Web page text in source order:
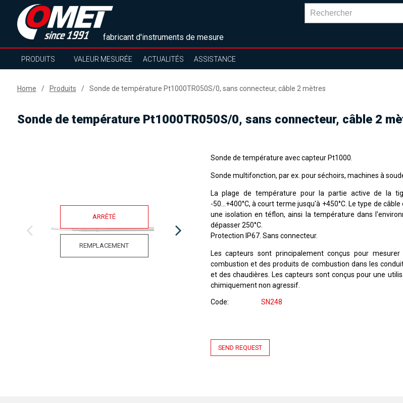
fabricant d'instruments de mesure
PRODUITS VALEUR MESURÉE ACTUALITÉS ASSISTANCE
Home Produits Sonde de température Pt1000TR050S/0, sans connecteur, câble 2 mètres
Sonde de température Pt1000TR050S/0, sans connecteur, câble 2
ARRÊTÉ
REMPLACEMENT
Sonde de température avec capteur Pt1000.
Sonde multifonction, par ex. pour séchoirs, machines à
La plage de température pour la partie active de la
-50
+400°C, à court terme jusqu'à +450°C. Le type de
une isolation en téflon, ainsi la température dans
dépasser 250°C.
Protection IP67. Sans connecteur.
Les capteurs sont principalement conçus pour
combustion et des produits de combustion dans les
et des chaudières. Les capteurs sont conçus pour une
chimiquement non agressif.
Code SN248
SEND REQUEST